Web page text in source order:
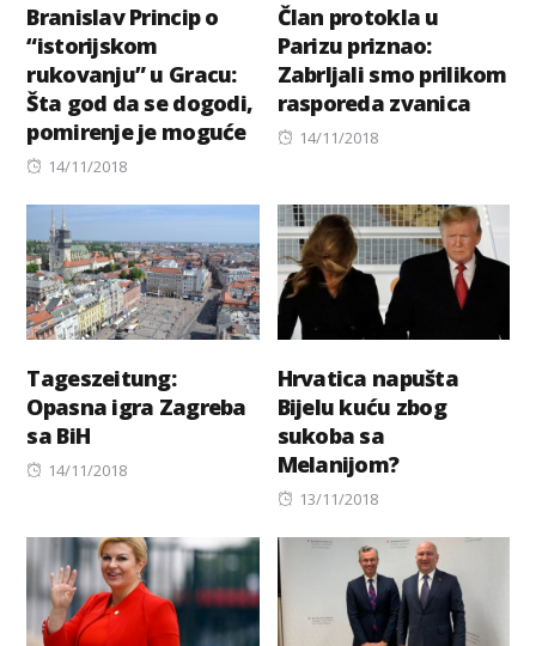
Branislav Princip o
“istorijskom
rukovanju” u Gracu:
Šta god da se dogodi,
pomirenje je moguće
Posted
14/11/2018
Član protokla u
Parizu priznao:
Zabrljali smo prilikom
rasporeda zvanica
Posted
14/11/2018
Tageszeitung:
Opasna igra Zagreba
sa BiH
Posted
14/11/2018
Hrvatica napušta
Bijelu kuću zbog
sukoba sa
Melanijom?
Posted
13/11/2018